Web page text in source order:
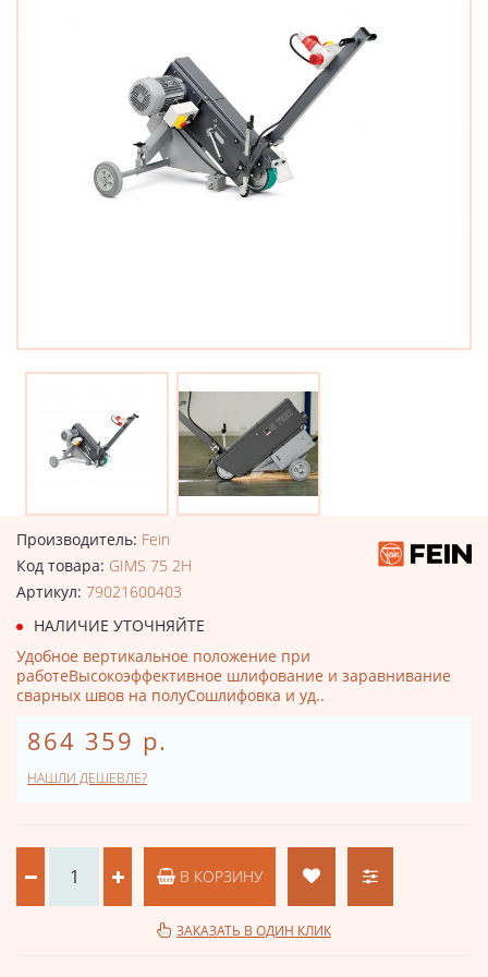
Производитель: Fein
Код товара: GIMS 75 2H
Артикул: 79021600403
НАЛИЧИЕ УТОЧНЯЙТЕ
Удобное вертикальное положение при
работеВысокоэффективное шлифование и заравнивание
сварных швов на полуСошлифовка и уд..
864 359 р.
НАШЛИ ДЕШЕВЛЕ?
В КОРЗИНУ
ЗАКАЗАТЬ В ОДИН КЛИК